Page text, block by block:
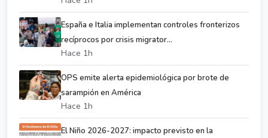
España e Italia implementan controles fronterizos
recíprocos por crisis migrator...
Hace 1h
OPS emite alerta epidemiológica por brote de
sarampión en América
Hace 1h
El Niño 2026-2027: impacto previsto en la